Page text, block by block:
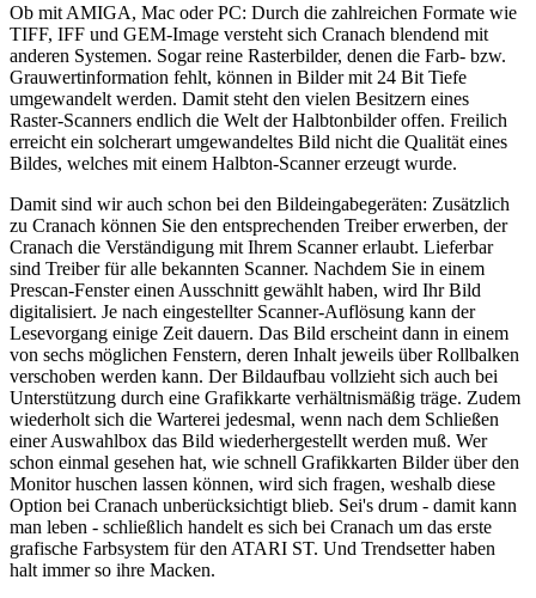
Ob mit AMIGA, Mac oder PC: Durch die zahlreichen Formate wie
TIFF, IFF und GEM-Image versteht sich Cranach blendend mit
anderen Systemen. Sogar reine Rasterbilder, denen die Farb- bzw.
Grauwertinformation fehlt, können in Bilder mit 24 Bit Tiefe
umgewandelt werden. Damit steht den vielen Besitzern eines
Raster-Scanners endlich die Welt der Halbtonbilder offen. Freilich
erreicht ein solcherart umgewandeltes Bild nicht die Qualität eines
Bildes, welches mit einem Halbton-Scanner erzeugt wurde.
Damit sind wir auch schon bei den Bildeingabegeräten: Zusätzlich
zu Cranach können Sie den entsprechenden Treiber erwerben, der
Cranach die Verständigung mit Ihrem Scanner erlaubt. Lieferbar
sind Treiber für alle bekannten Scanner. Nachdem Sie in einem
Prescan-Fenster einen Ausschnitt gewählt haben, wird Ihr Bild
digitalisiert. Je nach eingestellter Scanner-Auflösung kann der
Lesevorgang einige Zeit dauern. Das Bild erscheint dann in einem
von sechs möglichen Fenstern, deren Inhalt jeweils über Rollbalken
verschoben werden kann. Der Bildaufbau vollzieht sich auch bei
Unterstützung durch eine Grafikkarte verhältnismäßig träge. Zudem
wiederholt sich die Warterei jedesmal, wenn nach dem Schließen
einer Auswahlbox das Bild wiederhergestellt werden muß. Wer
schon einmal gesehen hat, wie schnell Grafikkarten Bilder über den
Monitor huschen lassen können, wird sich fragen, weshalb diese
Option bei Cranach unberücksichtigt blieb. Sei's drum - damit kann
man leben - schließlich handelt es sich bei Cranach um das erste
grafische Farbsystem für den ATARI ST. Und Trendsetter haben
halt immer so ihre Macken.